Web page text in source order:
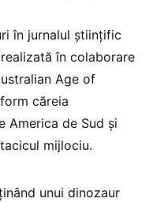
în jurnalul ştiinţific
în colaborare
Age of
căreia
America de Sud şi
mijlociu.
unui dinozaur